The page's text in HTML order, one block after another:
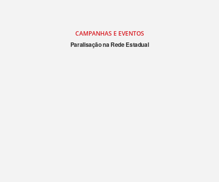
CAMPANHAS E EVENTOS
Paralisação na Rede Estadual